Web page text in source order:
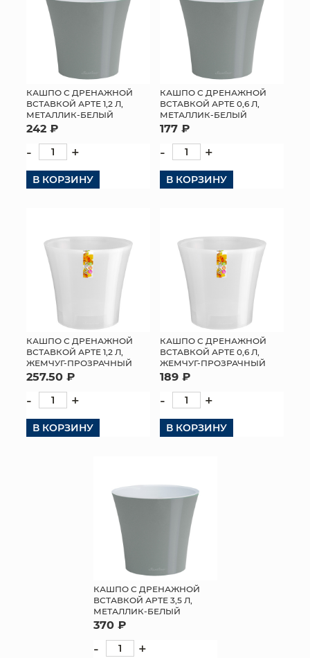
КАШПО С ДРЕНАЖНОЙ
ВСТАВКОЙ АРТЕ 1,2 Л,
МЕТАЛЛИК-БЕЛЫЙ
242 ₽
- +
В КОРЗИНУ
КАШПО С ДРЕНАЖНОЙ
ВСТАВКОЙ АРТЕ 0,6 Л,
МЕТАЛЛИК-БЕЛЫЙ
177 ₽
- +
В КОРЗИНУ
КАШПО С ДРЕНАЖНОЙ
ВСТАВКОЙ АРТЕ 1,2 Л,
ЖЕМЧУГ-ПРОЗРАЧНЫЙ
257.50 ₽
- +
В КОРЗИНУ
КАШПО С ДРЕНАЖНОЙ
ВСТАВКОЙ АРТЕ 0,6 Л,
ЖЕМЧУГ-ПРОЗРАЧНЫЙ
189 ₽
- +
В КОРЗИНУ
КАШПО С ДРЕНАЖНОЙ
ВСТАВКОЙ АРТЕ 3,5 Л,
МЕТАЛЛИК-БЕЛЫЙ
370 ₽
- +